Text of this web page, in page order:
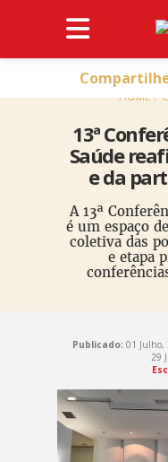
HOME
13ª
Saúde
e da
A 13ª
é um espaço
coletiva das
e etapa
Publicado:01 Julho,
29